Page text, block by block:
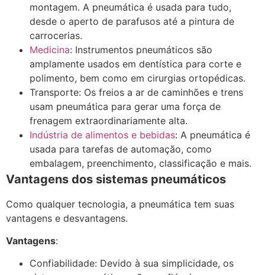
montagem. A pneumática é usada para tudo,
desde o aperto de parafusos até a pintura de
carrocerias.
Medicina: Instrumentos pneumáticos são
amplamente usados em dentística para corte e
polimento, bem como em cirurgias ortopédicas.
Transporte: Os freios a ar de caminhões e trens
usam pneumática para gerar uma força de
frenagem extraordinariamente alta.
Indústria de alimentos e bebidas: A pneumática é
usada para tarefas de automação, como
embalagem, preenchimento, classificação e mais.
Vantagens dos sistemas pneumáticos
Como qualquer tecnologia, a pneumática tem suas
vantagens e desvantagens.
Vantagens:
Confiabilidade: Devido à sua simplicidade, os